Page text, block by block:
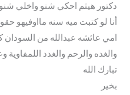
دكتور هيثم احكي شنو واخلي شنو
أنا لو كتبت ميه سنه مااوفيهو حقو
امي عائشه عبدالله من السودان
والغده والرحم والغدد
تبارك الله
بخير